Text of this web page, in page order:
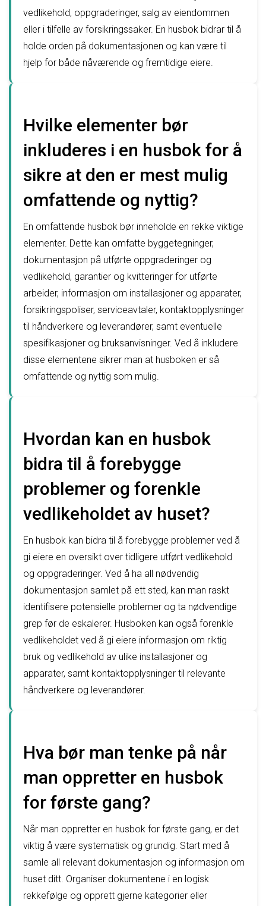
vedlikehold, oppgraderinger, salg av eiendommen
eller i tilfelle av forsikringssaker. En husbok bidrar til å
holde orden på dokumentasjonen og kan være til
hjelp for både nåværende og fremtidige eiere.
Hvilke elementer bør
inkluderes i en husbok for å
sikre at den er mest mulig
omfattende og nyttig?
En omfattende husbok bør inneholde en rekke viktige
elementer. Dette kan omfatte byggetegninger,
dokumentasjon på utførte oppgraderinger og
vedlikehold, garantier og kvitteringer for utførte
arbeider, informasjon om installasjoner og apparater,
forsikringspoliser, serviceavtaler, kontaktopplysninger
til håndverkere og leverandører, samt eventuelle
spesifikasjoner og bruksanvisninger. Ved å inkludere
disse elementene sikrer man at husboken er så
omfattende og nyttig som mulig.
Hvordan kan en husbok
bidra til å forebygge
problemer og forenkle
vedlikeholdet av huset?
En husbok kan bidra til å forebygge problemer ved å
gi eiere en oversikt over tidligere utført vedlikehold
og oppgraderinger. Ved å ha all nødvendig
dokumentasjon samlet på ett sted, kan man raskt
identifisere potensielle problemer og ta nødvendige
grep før de eskalerer. Husboken kan også forenkle
vedlikeholdet ved å gi eiere informasjon om riktig
bruk og vedlikehold av ulike installasjoner og
apparater, samt kontaktopplysninger til relevante
håndverkere og leverandører.
Hva bør man tenke på når
man oppretter en husbok
for første gang?
Når man oppretter en husbok for første gang, er det
viktig å være systematisk og grundig. Start med å
samle all relevant dokumentasjon og informasjon om
huset ditt. Organiser dokumentene i en logisk
rekkefølge og opprett gjerne kategorier eller